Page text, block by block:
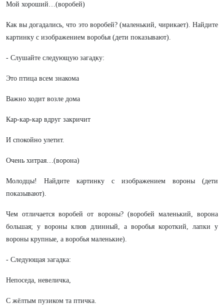
Мой хороший…(воробей)
Как вы догадались, что это воробей? (маленький, чирикает). Найдите
картинку с изображением воробья (дети показывают).
- Слушайте следующую загадку:
Это птица всем знакома
Важно ходит возле дома
Кар-кар-кар вдруг закричит
И спокойно улетит.
Очень хитрая…(ворона)
Молодцы! Найдите картинку с изображением вороны (дети
показывают).
Чем отличается воробей от вороны? (воробей маленький, ворона
большая; у вороны клюв длинный, а воробья короткий, лапки у
вороны крупные, а воробья маленькие).
- Следующая загадка:
Непоседа, невеличка,
С жёлтым пузиком та птичка.